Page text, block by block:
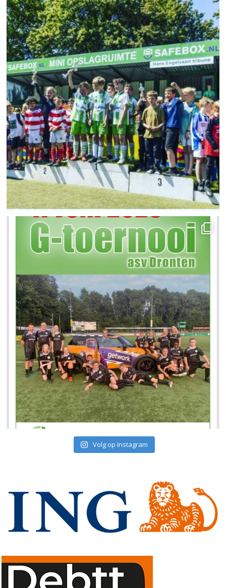
Volg op Instagram